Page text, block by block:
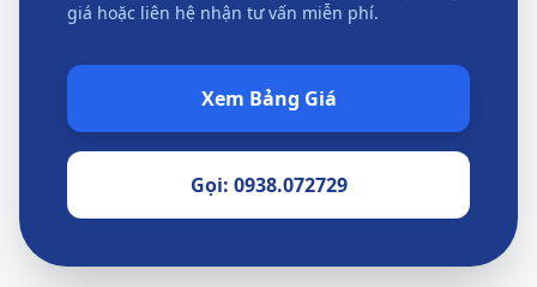
giá hoặc liên hệ nhận tư vấn miễn phí.
Xem Bảng Giá
Gọi: 0938.072729